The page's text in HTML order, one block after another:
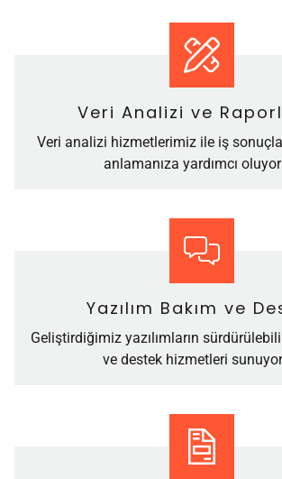
Veri Analizi ve
Veri analizi hizmetlerimiz ile iş
anlamanıza yardımcı
Yazılım Bakım ve
Geliştirdiğimiz yazılımların
ve destek hizmetleri